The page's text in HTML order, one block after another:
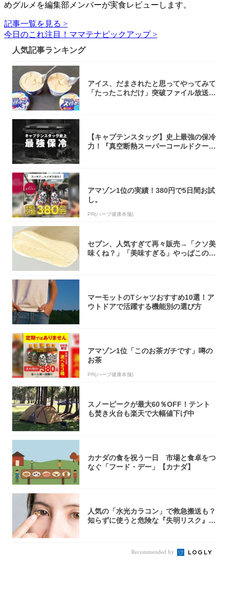
めグルメを編集部メンバーが実食レビューします。
記事一覧を見る >
今日のこれ注目！ママテナピックアップ >
人気記事ランキング
アイス、だまされたと思ってやってみて
「たったこれだけ」突破ファイル放送で
【キャプテンスタッグ】史上最強の保冷
力！『真空断熱スーパーコールドクーラ
アマゾン1位の実績！380円で5日間お試
し。
PR(ハーブ健康本舗)
セブン、人気すぎて再々販売→「クソ美
味くね？」「美味すぎる」やっぱこのク
マーモットのTシャツおすすめ10選！ア
ウトドアで活躍する機能別の選び方
アマゾン1位「このお茶ガチです」噂の
お茶
PR(ハーブ健康本舗)
スノーピークが最大60％OFF！テント
も焚き火台も楽天で大幅値下げ中
カナダの食を祝う一日 市場と食卓をつ
なぐ「フード・デー」【カナダ】
人気の「水光カラコン」で救急搬送も？
知らずに使うと危険な『失明リスク』と
Recommended by